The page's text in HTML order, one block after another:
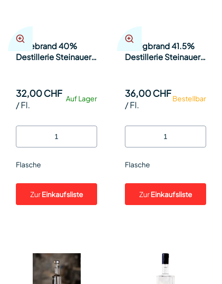
Hefebrand 40%
Destillerie Steinauer
Auf Lager
32,00 CHF
/Fl.
Flasche
ZurEinkaufsliste
Honigbrand 41.5%
Destillerie Steinauer
Bestellbar
36,00 CHF
/Fl.
Flasche
ZurEinkaufsliste